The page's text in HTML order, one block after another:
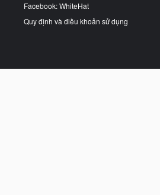
Facebook: WhiteHat
Quy định và điều khoản sử dụng